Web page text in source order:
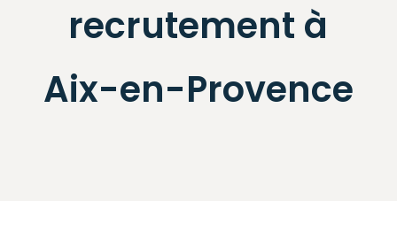
recrutement à
Aix-en-Provence